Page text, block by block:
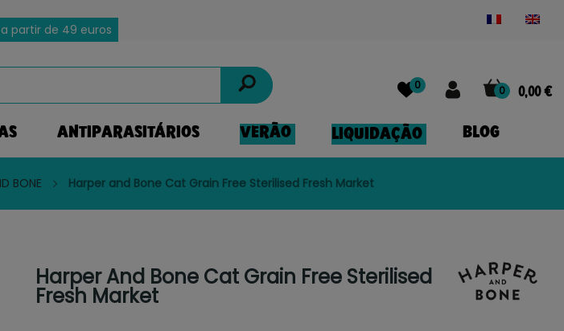
partir de 49 euros
0 0,00 €
0
ANTIPARASITÁRIOS VERÃO LIQUIDAÇÃO BLOG
BONE Harper and Bone Cat Grain Free Sterilised Fresh Market
Harper And Bone Cat Grain Free Sterilised
Fresh Market